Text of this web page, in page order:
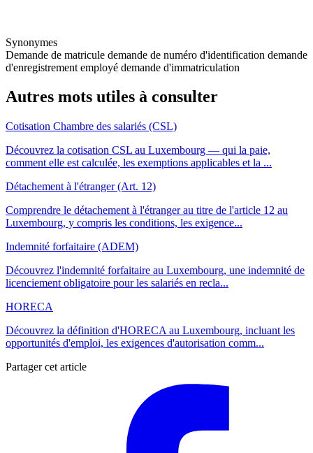
Synonymes
Demande de matricule demande de numéro d'identification demande
d'enregistrement employé demande d'immatriculation
Autres mots utiles à consulter
Cotisation Chambre des salariés (CSL)
Découvrez la cotisation CSL au Luxembourg — qui la paie,
comment elle est calculée, les exemptions applicables et la ...
Détachement à l'étranger (Art. 12)
Comprendre le détachement à l'étranger au titre de l'article 12 au
Luxembourg, y compris les conditions, les exigence...
Indemnité forfaitaire (ADEM)
Découvrez l'indemnité forfaitaire au Luxembourg, une indemnité de
licenciement obligatoire pour les salariés en recla...
HORECA
Découvrez la définition d'HORECA au Luxembourg, incluant les
opportunités d'emploi, les exigences d'autorisation comm...
Partager cet article